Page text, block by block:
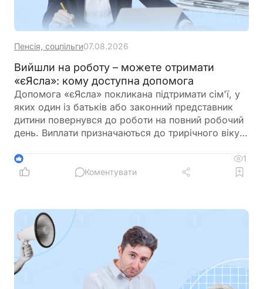
Пенсія, соцпільги07.08.2026
Вийшли на роботу – можете отримати
«єЯсла»: кому доступна допомога
Допомога «єЯсла» покликана підтримати сім'ї, у
яких один із батьків або законний представник
дитини повернувся до роботи на повний робочий
день. Виплати призначаються до трирічного віку
місяців після виникнення права, їх можуть
нарахувати за попередній період
1
1
Коментувати